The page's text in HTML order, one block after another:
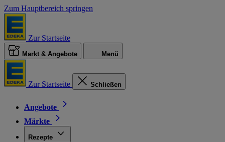
Zum Hauptbereich springen
Zur Startseite
Markt & Angebote Menü
Zur Startseite Schließen
Angebote
Märkte
Rezepte